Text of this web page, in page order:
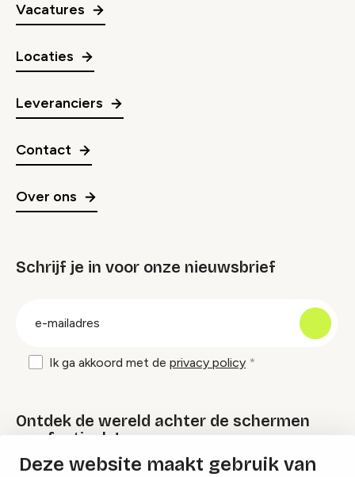
Deze website maakt gebruik van
Vacatures
Locaties
Leveranciers
Contact
Over ons
Schrijf je in voor onze nieuwsbrief
Ik ga akkoord met de privacy policy
Ontdek de wereld achter de schermen
van festivals!